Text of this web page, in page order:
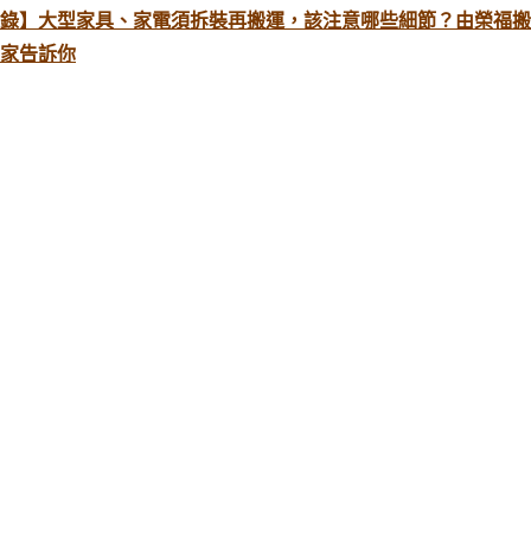
錄】大型家具、家電須拆裝再搬運，該注意哪些細節？由榮福搬
家告訴你